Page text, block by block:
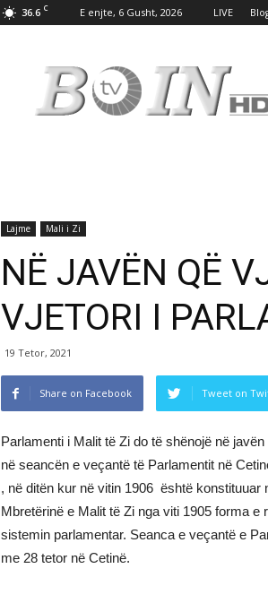
36.6 C E enjte, 6 Gusht, 2026 LIVE
Boin
Lajme Mali i Zi
NË JAVËN QË
VJETORI I
19 Tetor, 2021
Share on Facebook Tweet on
Parlamenti i Malit të Zi do të shënojë në
në seancën e veçantë të Parlamentit në
, në ditën kur në vitin 1906 është konstituuar
Mbretërinë e Malit të Zi nga viti 1905 forma
sistemin parlamentar. Seanca e veçantë e
me 28 tetor në Cetinë.